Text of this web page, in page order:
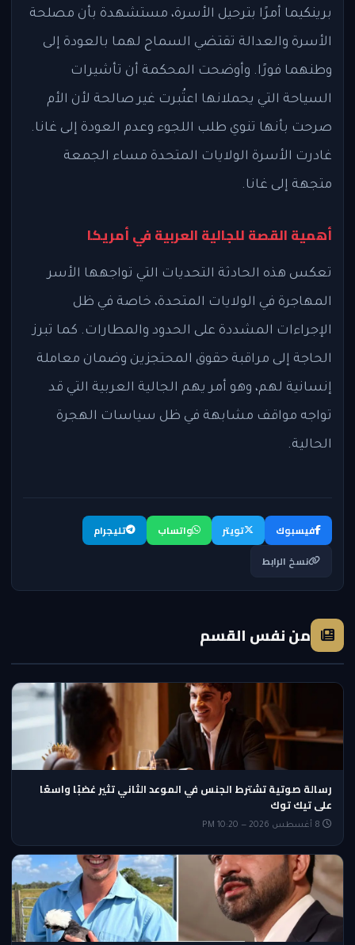
برينكيما أمرًا بترحيل الأسرة، مستشهدة بأن مصلحة
الأسرة والعدالة تقتضي السماح لهما بالعودة إلى
وطنهما فورًا. وأوضحت المحكمة أن تأشيرات
السياحة التي يحملانها اعتُبرت غير صالحة لأن الأم
صرحت بأنها تنوي طلب اللجوء وعدم العودة إلى غانا.
غادرت الأسرة الولايات المتحدة مساء الجمعة
متجهة إلى غانا.
أهمية القصة للجالية العربية في أمريكا
تعكس هذه الحادثة التحديات التي تواجهها الأسر
المهاجرة في الولايات المتحدة، خاصة في ظل
الإجراءات المشددة على الحدود والمطارات. كما تبرز
الحاجة إلى مراقبة حقوق المحتجزين وضمان معاملة
إنسانية لهم، وهو أمر يهم الجالية العربية التي قد
تواجه مواقف مشابهة في ظل سياسات الهجرة
الحالية.
فيسبوك تويتر واتساب
تليجرام
نسخ الرابط
من نفس القسم
رسالة صوتية تشترط الجنس في الموعد الثاني تثير غضبًا واسعًا
على تيك توك